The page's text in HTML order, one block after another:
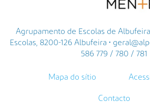
Agrupamento de Escolas de
Escolas, 8200-126 Albufeira •
586 779 / 780 / 781
Mapa do sítio
Contacto